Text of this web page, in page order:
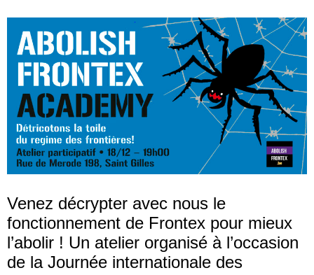
Venez décrypter avec nous le
fonctionnement de Frontex pour mieux
l’abolir ! Un atelier organisé à l’occasion
de la Journée internationale des